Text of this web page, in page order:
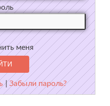
меня
|Забыли пароль?